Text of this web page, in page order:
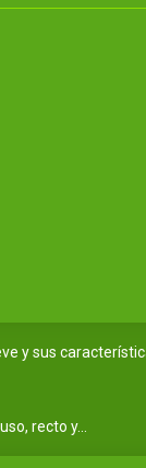
y sus
recto y...